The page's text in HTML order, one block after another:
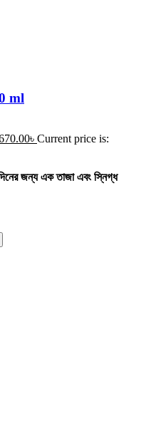
ml
৳ Current price is:
জন্য এক তাজা এবং স্নিগ্ধ